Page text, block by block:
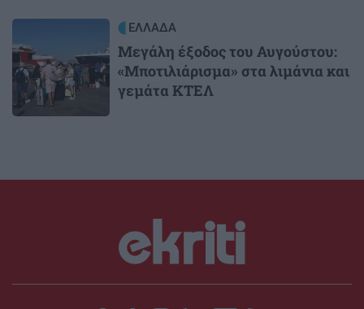
ΕΛΛΑΔΑ
Μεγάλη έξοδος του Αυγούστου:
«Μποτιλιάρισμα» στα λιμάνια και
γεμάτα ΚΤΕΛ